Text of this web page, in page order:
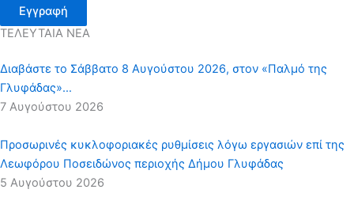
Εγγραφή
ΤΕΛΕΥΤΑΙΑ ΝΕΑ
Διαβάστε το Σάββατο 8 Αυγούστου 2026, στον «Παλμό της
Γλυφάδας»…
7 Αυγούστου 2026
Προσωρινές κυκλοφοριακές ρυθμίσεις λόγω εργασιών επί της
Λεωφόρου Ποσειδώνος περιοχής Δήμου Γλυφάδας
5 Αυγούστου 2026